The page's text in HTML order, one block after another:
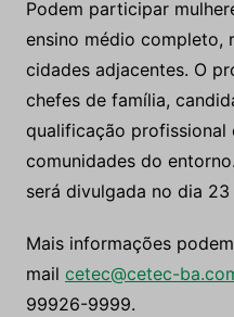
Podem participar
ensino médio completo,
cidades adjacentes. O
chefes de família,
qualificação profissional
comunidades do
será divulgada no dia
Mais informações
mail cetec@cetec-
99926-9999.